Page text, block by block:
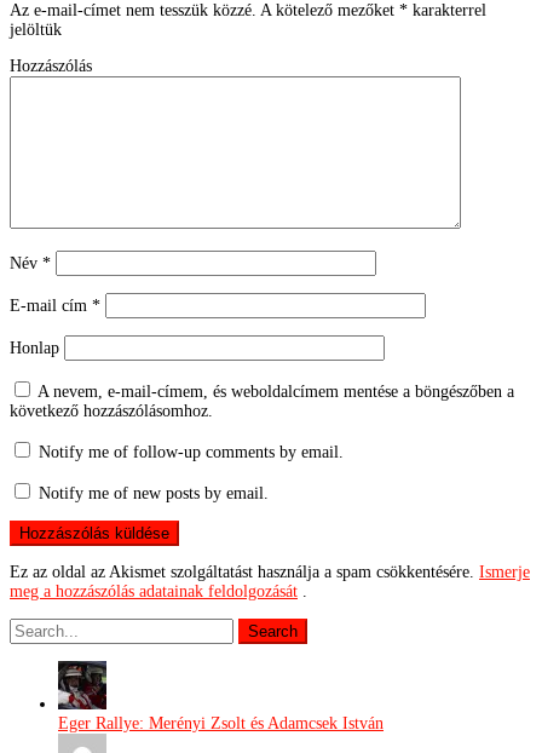
Az e-mail-címet nem tesszük közzé. A kötelező mezőket * karakterrel
jelöltük
Hozzászólás
Név *
E-mail cím *
Honlap
A nevem, e-mail-címem, és weboldalcímem mentése a böngészőben a
következő hozzászólásomhoz.
Notify me of follow-up comments by email.
Notify me of new posts by email.
Ez az oldal az Akismet szolgáltatást használja a spam csökkentésére. Ismerje
meg a hozzászólás adatainak feldolgozását .
Eger Rallye: Merényi Zsolt és Adamcsek István